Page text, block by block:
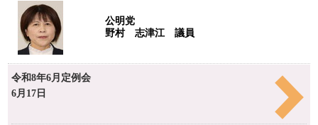
公明党
野村 志津江 議員
令和8年6月定例会
6月17日